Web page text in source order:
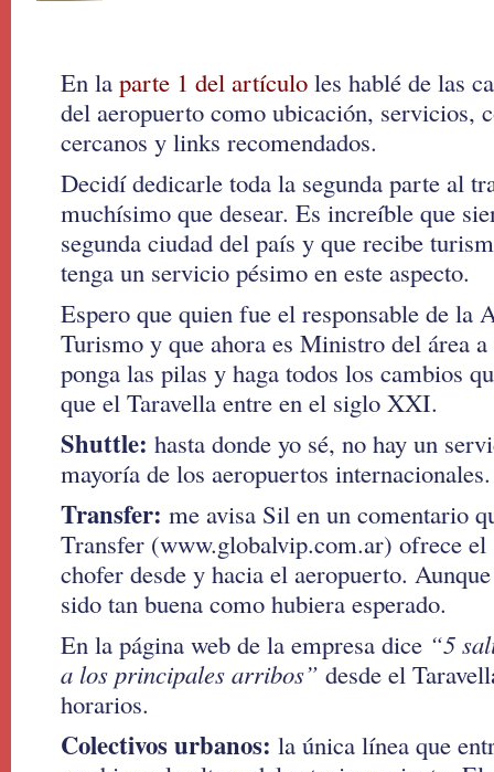
En la parte 1 del artículo les hablé de las
del aeropuerto como ubicación, servicios,
cercanos y links recomendados.
Decidí dedicarle toda la segunda parte al
muchísimo que desear. Es increíble que
segunda ciudad del país y que recibe
tenga un servicio pésimo en este aspecto.
Espero que quien fue el responsable de la
Turismo y que ahora es Ministro del área
ponga las pilas y haga todos los cambios
que el Taravella entre en el siglo XXI.
Shuttle: hasta donde yo sé, no hay un
mayoría de los aeropuertos internacionales.
Transfer: me avisa Sil en un comentario
Transfer (www.globalvip.com.ar) ofrece el
chofer desde y hacia el aeropuerto.
sido tan buena como hubiera esperado.
En la página web de la empresa dice “5
a los principales arribos” desde el
horarios.
Colectivos urbanos: la única línea que